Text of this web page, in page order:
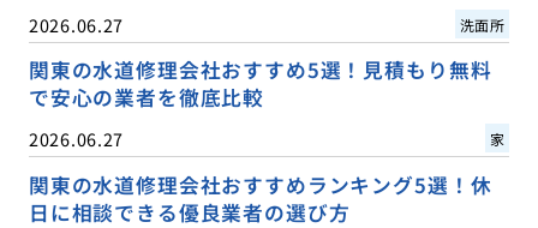
2026.06.27 洗面所
関東の水道修理会社おすすめ5選！見積もり無料
で安心の業者を徹底比較
2026.06.27 家
関東の水道修理会社おすすめランキング5選！休
日に相談できる優良業者の選び方